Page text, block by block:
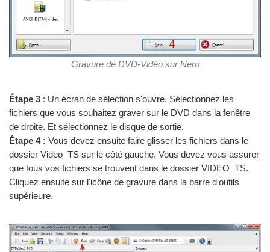
Gravure de DVD-Vidéo sur Nero
Étape 3 : Un écran de sélection s'ouvre. Sélectionnez les
fichiers que vous souhaitez graver sur le DVD dans la fenêtre
de droite. Et sélectionnez le disque de sortie.
Étape 4 : Vous devez ensuite faire glisser les fichiers dans le
dossier Video_TS sur le côté gauche. Vous devez vous assurer
que tous vos fichiers se trouvent dans le dossier VIDEO_TS.
Cliquez ensuite sur l'icône de gravure dans la barre d'outils
supérieure.